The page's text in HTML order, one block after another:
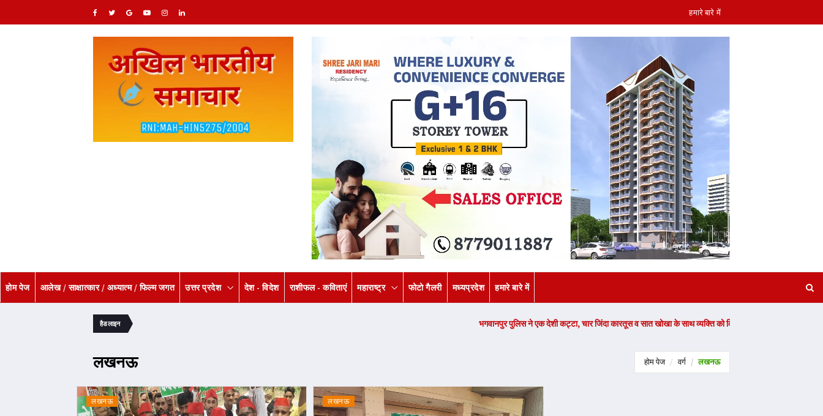
हमारे बारे में
होम पेज आलेख / साक्षात्कार / अध्यात्म / फिल्म जगत उत्तर प्रदेश देश - विदेश राशीफल - कविताएं महाराष्ट्र फोटो गैलरी मध्यप्रदेश हमारे बारे में
हैडलाइन भगवानपुर पुलिस ने एक देशी कट्टा, चार जिंदा कारतूस व सात खोखा के साथ व्यक्ति को किया गिरफ्तार -Read Now
लखनऊ होम पेज वर्ग लखनऊ
लखनऊ लखनऊ